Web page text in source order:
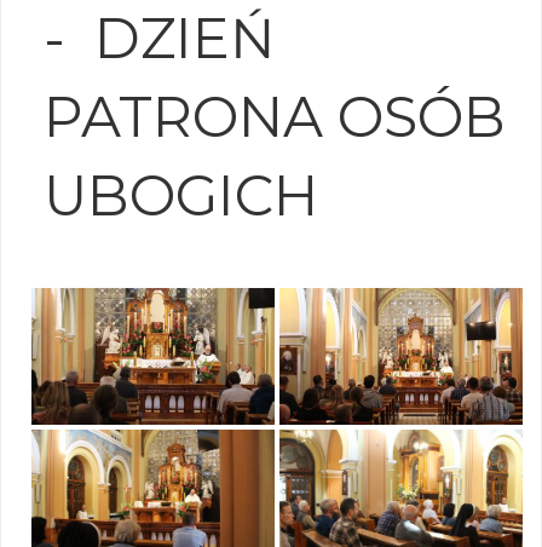
- DZIEŃ
PATRONA OSÓB
UBOGICH